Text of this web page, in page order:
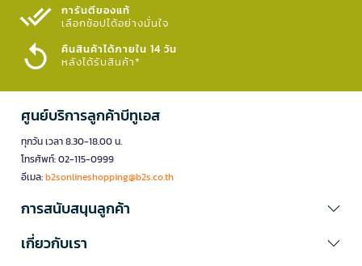
การันตีของแท้
เลือกช้อปได้อย่างมั่นใจ​
คืนสินค้าได้ภายใน 14 วัน
หลังได้รับสินค้า*
ศูนย์บริการลูกค้าบีทูเอส
ทุกวัน เวลา 8.30-18.00 น.
โทรศัพท์: 02-115-0999
อีเมล:b2sonlineshopping@b2s.co.th
การสนับสนุนลูกค้า
เกี่ยวกับเรา